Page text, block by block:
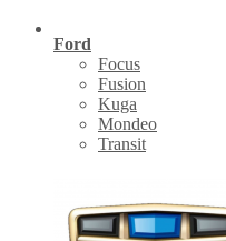
Ford
Focus
Fusion
Kuga
Mondeo
Transit